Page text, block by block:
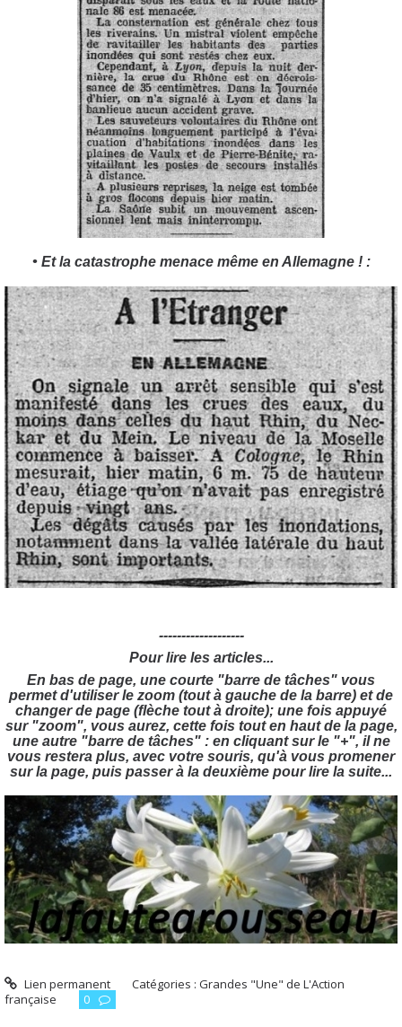
• Et la catastrophe menace même en Allemagne ! :
-------------------
Pour lire les articles...
En bas de page, une courte "barre de tâches" vous
permet d'utiliser le zoom (tout à gauche de la barre) et de
changer de page (flèche tout à droite); une fois appuyé
sur "zoom", vous aurez, cette fois tout en haut de la page,
une autre "barre de tâches" : en cliquant sur le "+", il ne
vous restera plus, avec votre souris, qu'à vous promener
sur la page, puis passer à la deuxième pour lire la suite...
Lien permanent Catégories :Grandes "Une" de L'Action
française
0